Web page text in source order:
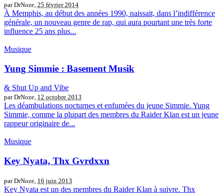
par DrNoze, 25 février 2014
À Memphis, au début des années 1990, naissait, dans l’indifférence
générale, un nouveau genre de rap, qui aura pourtant une très forte
influence 25 ans plus...
Musique
Yung Simmie : Basement Musik
& Shut Up and Vibe
par DrNoze, 12 octobre 2013
Les déambulations nocturnes et enfumées du jeune Simmie. Yung
Simmie, comme la plupart des membres du Raider Klan est un jeune
rappeur originaire de...
Musique
Key Nyata, Thx Gvrdxxn
par DrNoze, 16 juin 2013
Key Nyata est un des membres du Raider Klan à suivre. Thx